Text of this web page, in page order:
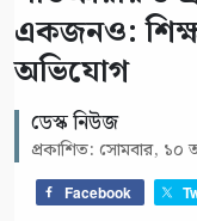
একজনও:
অভিযোগ
ডেস্ক নিউজ
প্রকাশিত: সোমবার,
Facebook